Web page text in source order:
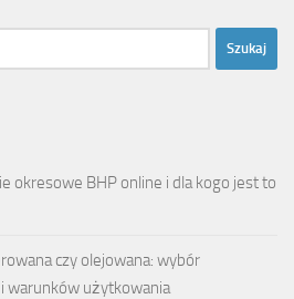
okresowe BHP online i dla kogo jest to
czy olejowana: wybór
warunków użytkowania